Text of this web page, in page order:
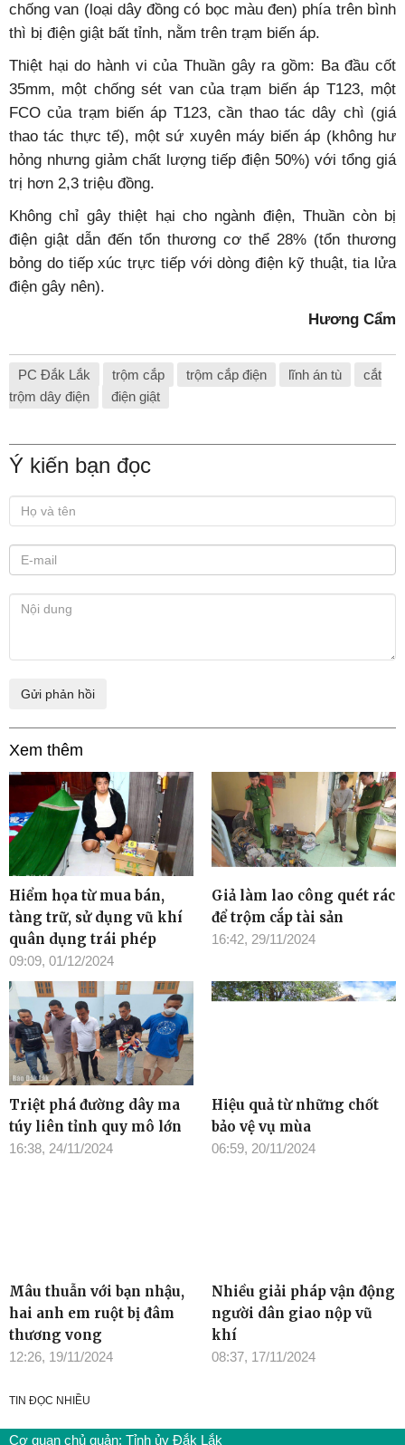
chống van (loại dây đồng có bọc màu đen) phía trên bình
thì bị điện giật bất tỉnh, nằm trên trạm biến áp.
Thiệt hại do hành vi của Thuần gây ra gồm: Ba đầu cốt
35mm, một chống sét van của trạm biến áp T123, một
FCO của trạm biến áp T123, cần thao tác dây chì (giá
thao tác thực tế), một sứ xuyên máy biến áp (không hư
hỏng nhưng giảm chất lượng tiếp điện 50%) với tổng giá
trị hơn 2,3 triệu đồng.
Không chỉ gây thiệt hại cho ngành điện, Thuần còn bị
điện giật dẫn đến tổn thương cơ thể 28% (tổn thương
bỏng do tiếp xúc trực tiếp với dòng điện kỹ thuật, tia lửa
điện gây nên).
Hương Cẩm
PC Đắk Lắk trộm cắp trộm cắp điện lĩnh án tù
cắt
trộm dây điện
điện giật
Ý kiến bạn đọc
Xem thêm
Hiểm họa từ mua bán,
tàng trữ, sử dụng vũ khí
quân dụng trái phép
09:09, 01/12/2024
Giả làm lao công quét rác
để trộm cắp tài sản
16:42, 29/11/2024
Triệt phá đường dây ma
túy liên tỉnh quy mô lớn
16:38, 24/11/2024
Hiệu quả từ những chốt
bảo vệ vụ mùa
06:59, 20/11/2024
Mâu thuẫn với bạn nhậu,
hai anh em ruột bị đâm
thương vong
12:26, 19/11/2024
Nhiều giải pháp vận động
người dân giao nộp vũ
khí
08:37, 17/11/2024
TIN ĐỌC NHIỀU
Cơ quan chủ quản: Tỉnh ủy Đắk Lắk